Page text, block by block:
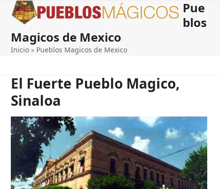
SkipOpen
mobile
menu
Close
mobile
menu
Pue
blos
Magicos de Mexico
Inicio » Pueblos Magicos de Mexico
El Fuerte Pueblo Magico,
Sinaloa